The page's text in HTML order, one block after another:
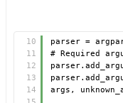
10
11
12
13
14
parser =
# Required
args,